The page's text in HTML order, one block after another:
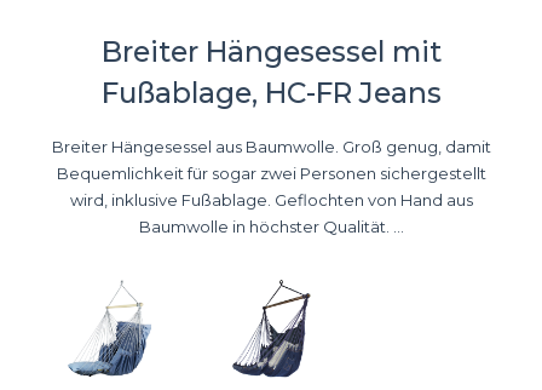
Breiter Hängesessel mit
Fußablage, HC-FR Jeans
Breiter Hängesessel aus Baumwolle. Groß genug, damit
Bequemlichkeit für sogar zwei Personen sichergestellt
wird, inklusive Fußablage. Geflochten von Hand aus
Baumwolle in höchster Qualität. ...